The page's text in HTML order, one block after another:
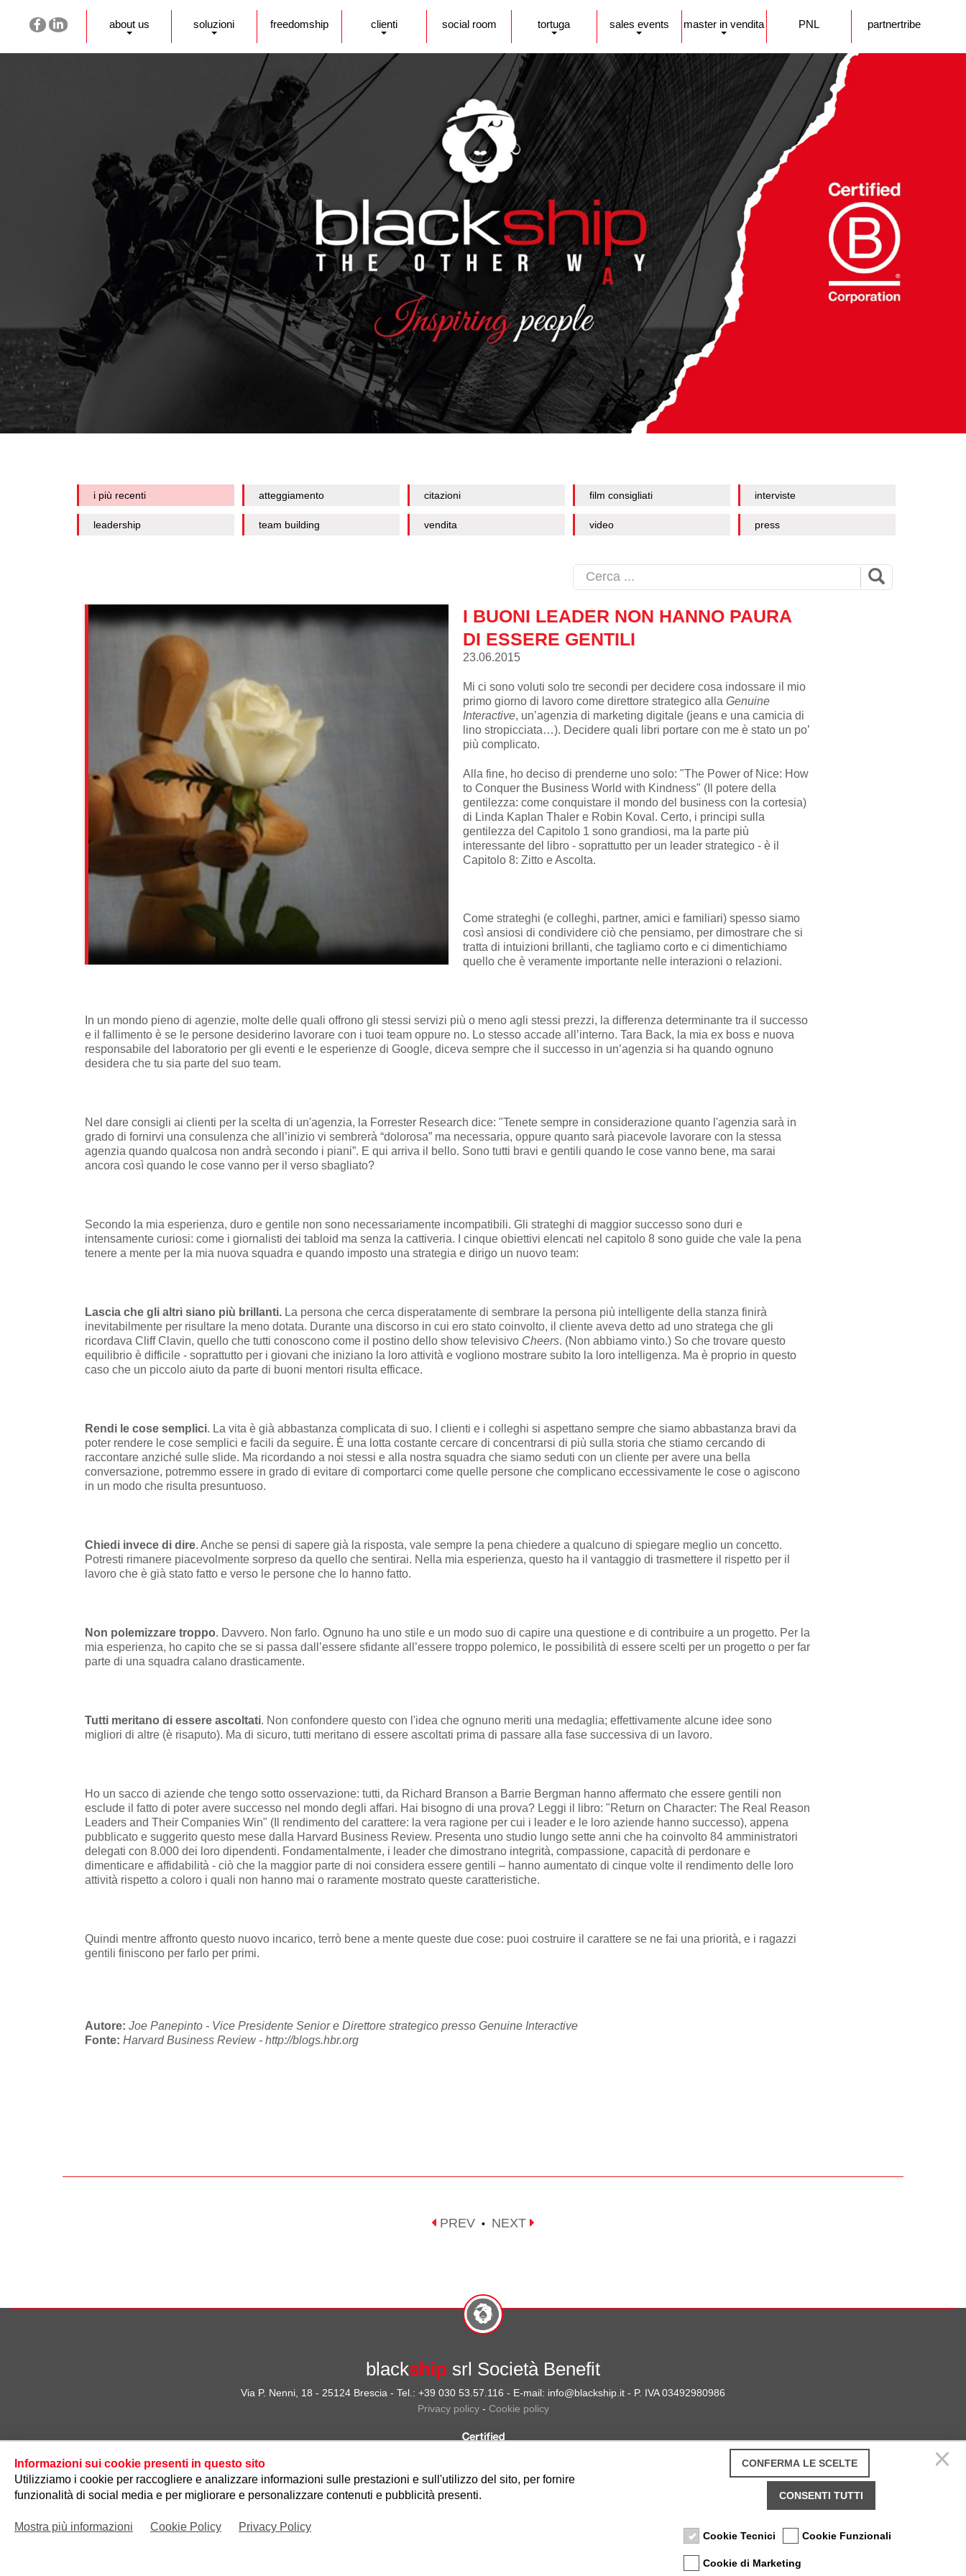
about us soluzioni freedomship clienti social room tortuga sales events master in vendita PNL partnertribe
i più recenti atteggiamento citazioni film consigliati interviste
leadership team building vendita video press
I BUONI LEADER NON HANNO PAURA
DI ESSERE GENTILI
23.06.2015
Mi ci sono voluti solo tre secondi per decidere cosa indossare il mio
primo giorno di lavoro come direttore strategico alla Genuine
Interactive, un’agenzia di marketing digitale (jeans e una camicia di
lino stropicciata…). Decidere quali libri portare con me è stato un po’
più complicato.
Alla fine, ho deciso di prenderne uno solo: "The Power of Nice: How
to Conquer the Business World with Kindness" (Il potere della
gentilezza: come conquistare il mondo del business con la cortesia)
di Linda Kaplan Thaler e Robin Koval. Certo, i principi sulla
gentilezza del Capitolo 1 sono grandiosi, ma la parte più
interessante del libro - soprattutto per un leader strategico - è il
Capitolo 8: Zitto e Ascolta.
Come strateghi (e colleghi, partner, amici e familiari) spesso siamo
così ansiosi di condividere ciò che pensiamo, per dimostrare che si
tratta di intuizioni brillanti, che tagliamo corto e ci dimentichiamo
quello che è veramente importante nelle interazioni o relazioni.
In un mondo pieno di agenzie, molte delle quali offrono gli stessi servizi più o meno agli stessi prezzi, la differenza determinante tra il successo
e il fallimento è se le persone desiderino lavorare con i tuoi team oppure no. Lo stesso accade all’interno. Tara Back, la mia ex boss e nuova
responsabile del laboratorio per gli eventi e le esperienze di Google, diceva sempre che il successo in un’agenzia si ha quando ognuno
desidera che tu sia parte del suo team.
Nel dare consigli ai clienti per la scelta di un'agenzia, la Forrester Research dice: "Tenete sempre in considerazione quanto l'agenzia sarà in
grado di fornirvi una consulenza che all’inizio vi sembrerà “dolorosa” ma necessaria, oppure quanto sarà piacevole lavorare con la stessa
agenzia quando qualcosa non andrà secondo i piani”. E qui arriva il bello. Sono tutti bravi e gentili quando le cose vanno bene, ma sarai
ancora così quando le cose vanno per il verso sbagliato?
Secondo la mia esperienza, duro e gentile non sono necessariamente incompatibili. Gli strateghi di maggior successo sono duri e
intensamente curiosi: come i giornalisti dei tabloid ma senza la cattiveria. I cinque obiettivi elencati nel capitolo 8 sono guide che vale la pena
tenere a mente per la mia nuova squadra e quando imposto una strategia e dirigo un nuovo team:
Lascia che gli altri siano più brillanti. La persona che cerca disperatamente di sembrare la persona più intelligente della stanza finirà
inevitabilmente per risultare la meno dotata. Durante una discorso in cui ero stato coinvolto, il cliente aveva detto ad uno stratega che gli
ricordava Cliff Clavin, quello che tutti conoscono come il postino dello show televisivo Cheers. (Non abbiamo vinto.) So che trovare questo
equilibrio è difficile - soprattutto per i giovani che iniziano la loro attività e vogliono mostrare subito la loro intelligenza. Ma è proprio in questo
caso che un piccolo aiuto da parte di buoni mentori risulta efficace.
Rendi le cose semplici. La vita è già abbastanza complicata di suo. I clienti e i colleghi si aspettano sempre che siamo abbastanza bravi da
poter rendere le cose semplici e facili da seguire. È una lotta costante cercare di concentrarsi di più sulla storia che stiamo cercando di
raccontare anziché sulle slide. Ma ricordando a noi stessi e alla nostra squadra che siamo seduti con un cliente per avere una bella
conversazione, potremmo essere in grado di evitare di comportarci come quelle persone che complicano eccessivamente le cose o agiscono
in un modo che risulta presuntuoso.
Chiedi invece di dire. Anche se pensi di sapere già la risposta, vale sempre la pena chiedere a qualcuno di spiegare meglio un concetto.
Potresti rimanere piacevolmente sorpreso da quello che sentirai. Nella mia esperienza, questo ha il vantaggio di trasmettere il rispetto per il
lavoro che è già stato fatto e verso le persone che lo hanno fatto.
Non polemizzare troppo. Davvero. Non farlo. Ognuno ha uno stile e un modo suo di capire una questione e di contribuire a un progetto. Per la
mia esperienza, ho capito che se si passa dall’essere sfidante all’essere troppo polemico, le possibilità di essere scelti per un progetto o per far
parte di una squadra calano drasticamente.
Tutti meritano di essere ascoltati. Non confondere questo con l'idea che ognuno meriti una medaglia; effettivamente alcune idee sono
migliori di altre (è risaputo). Ma di sicuro, tutti meritano di essere ascoltati prima di passare alla fase successiva di un lavoro.
Ho un sacco di aziende che tengo sotto osservazione: tutti, da Richard Branson a Barrie Bergman hanno affermato che essere gentili non
esclude il fatto di poter avere successo nel mondo degli affari. Hai bisogno di una prova? Leggi il libro: "Return on Character: The Real Reason
Leaders and Their Companies Win" (Il rendimento del carattere: la vera ragione per cui i leader e le loro aziende hanno successo), appena
pubblicato e suggerito questo mese dalla Harvard Business Review. Presenta uno studio lungo sette anni che ha coinvolto 84 amministratori
delegati con 8.000 dei loro dipendenti. Fondamentalmente, i leader che dimostrano integrità, compassione, capacità di perdonare e
dimenticare e affidabilità - ciò che la maggior parte di noi considera essere gentili – hanno aumentato di cinque volte il rendimento delle loro
attività rispetto a coloro i quali non hanno mai o raramente mostrato queste caratteristiche.
Quindi mentre affronto questo nuovo incarico, terrò bene a mente queste due cose: puoi costruire il carattere se ne fai una priorità, e i ragazzi
gentili finiscono per farlo per primi.
Autore: Joe Panepinto - Vice Presidente Senior e Direttore strategico presso Genuine Interactive
Fonte: Harvard Business Review - http://blogs.hbr.org
PREV • NEXT
blackship srl Società Benefit
Via P. Nenni, 18 - 25124 Brescia - Tel.: +39 030 53.57.116 - E-mail: info@blackship.it - P. IVA 03492980986
Privacy policy- Cookie policy
CONFERMA LE SCELTE
CONSENTI TUTTI
Cookie Tecnici Cookie Funzionali
Cookie di Marketing
Informazioni sui cookie presenti in questo sito
Utilizziamo i cookie per raccogliere e analizzare informazioni sulle prestazioni e sull'utilizzo del sito, per fornire
funzionalità di social media e per migliorare e personalizzare contenuti e pubblicità presenti.
Mostra più informazioni Cookie Policy Privacy Policy